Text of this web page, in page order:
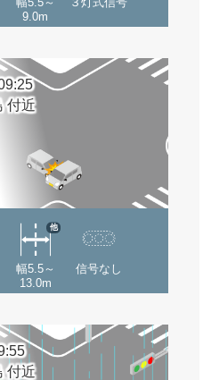
9.0m
付近
幅5.5～
13.0m
他
信号なし
付近